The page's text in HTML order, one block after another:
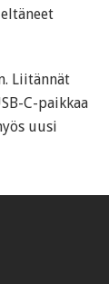
Liitännät
C-paikkaa
uusi